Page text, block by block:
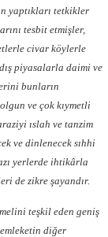
yaptıkları tetkikler
tesbit etmişler,
civar köylerle
piyasalarla daimi ve
bunların
ve çok kıymetli
ıslah ve tanzim
ve dinlenecek sıhhi
yerlerde ihtikârla
de zikre şayandır.
teşkil eden geniş
diğer